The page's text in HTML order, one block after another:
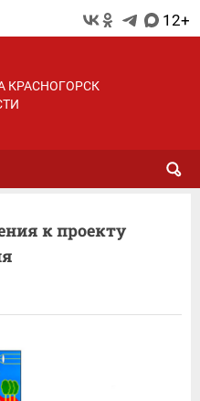
12+
КРАСНОГОРСК
к проекту